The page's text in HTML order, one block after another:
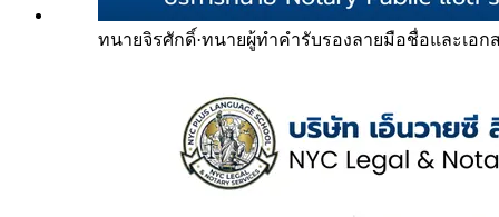
ทนายจิรศักดิ์·ทนายผู้ทำคำรับรองลายมือชื่อและเอก